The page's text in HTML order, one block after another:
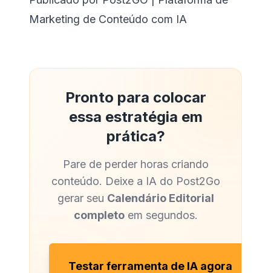
Marketing de Conteúdo com IA
Pronto para colocar
essa estratégia em
prática?
Pare de perder horas criando
conteúdo. Deixe a IA do Post2Go
gerar seu Calendário Editorial
completoem segundos.
Testar ferramenta de IA agora